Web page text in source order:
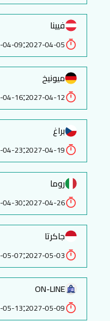
فيينا
2027-04-05
:
04-09
ميونيخ
2027-04-12
:
04-16
براغ
2027-04-19
:
04-23
روما
2027-04-26
:
04-30
جاكرتا
2027-05-03
:
05-07
ON-LINE
2027-05-09
:
05-13